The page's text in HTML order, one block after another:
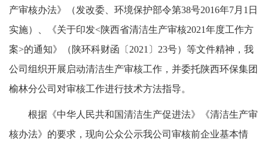
产审核办法》（发改委、环境保护部令第38号2016年7月1日
实施）、《关于印发<陕西省清洁生产审核2021年度工作方
案>的通知》（陕环科财函〔2021〕23号）等文件精神，我
公司组织开展启动清洁生产审核工作，并委托陕西环保集团
榆林分公司对审核工作进行技术方法指导。
根据《中华人民共和国清洁生产促进法》《清洁生产审
核办法》的要求，现向公众公示我公司审核前企业基本情